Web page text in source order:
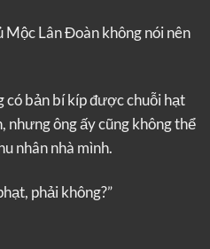
Mộc Lân Đoàn không nói nên
có bản bí kíp được chuỗi hạt
nhưng ông ấy cũng không thể
nhân nhà mình.
phải không?”